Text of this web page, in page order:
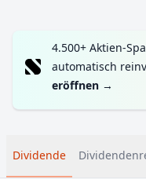
4.500+ Aktien-
automatisch
eröffnen →
Dividende